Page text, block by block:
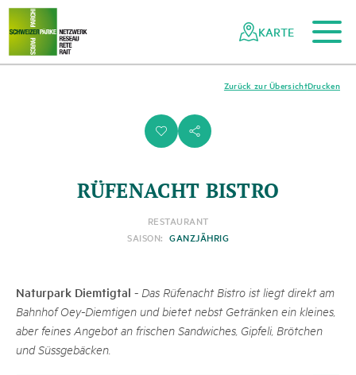
Navigieren
Netzwerk
Schweizer
Schnellnavigation
Zum Hauptinhalt
Zur mobilen Navigation
Zur Suche
Zum Fussbereich
Zur Sitemap
KARTE
i s
Drucken
Zurück zur Übersicht
RÜFENACHT BISTRO
RESTAURANT
SAISON: GANZJÄHRIG
Naturpark Diemtigtal - Das Rüfenacht Bistro ist liegt direkt am
Bahnhof Oey-Diemtigen und bietet nebst Getränken ein kleines,
aber feines Angebot an frischen Sandwiches, Gipfeli, Brötchen
und Süssgebäcken.